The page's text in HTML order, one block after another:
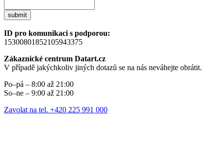
submit
ID pro komunikaci s podporou:
15300801852105943375
Zákaznické centrum Datart.cz
V případě jakýchkoliv jiných dotazů se na nás neváhejte obrátit.
Po–pá – 8:00 až 21:00
So–ne – 9:00 až 21:00
Zavolat na tel. +420 225 991 000